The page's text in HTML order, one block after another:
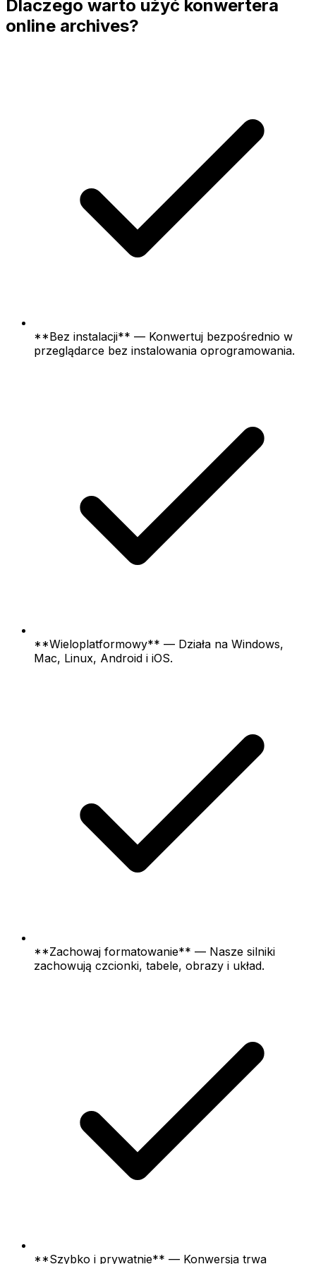
Dlaczego warto użyć konwertera
online archives?
**Bez instalacji** — Konwertuj bezpośrednio w
przeglądarce bez instalowania oprogramowania.
**Wieloplatformowy** — Działa na Windows,
Mac, Linux, Android i iOS.
**Zachowaj formatowanie** — Nasze silniki
zachowują czcionki, tabele, obrazy i układ.
**Szybko i prywatnie** — Konwersja trwa